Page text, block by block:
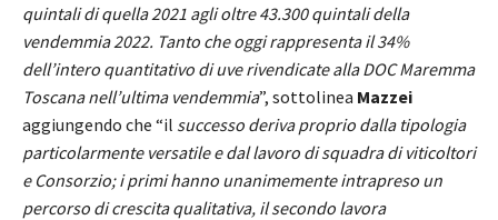
quintali di quella 2021 agli oltre 43.300 quintali della
vendemmia 2022. Tanto che oggi rappresenta il 34%
dell’intero quantitativo di uve rivendicate alla DOC Maremma
Toscana nell’ultima vendemmia”, sottolinea Mazzei
aggiungendo che “il successo deriva proprio dalla tipologia
particolarmente versatile e dal lavoro di squadra di viticoltori
e Consorzio; i primi hanno unanimemente intrapreso un
percorso di crescita qualitativa, il secondo lavora